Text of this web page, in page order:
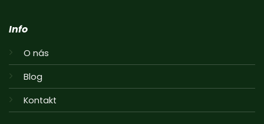
Info
O nás
Blog
Kontakt